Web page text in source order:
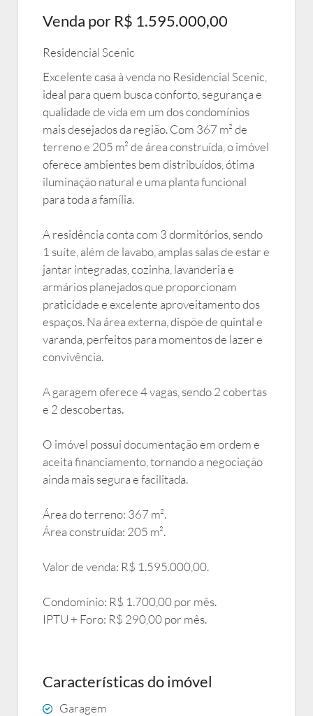
Venda por R$ 1.595.000,00
Residencial Scenic
Excelente casa à venda no Residencial Scenic,
ideal para quem busca conforto, segurança e
qualidade de vida em um dos condomínios
mais desejados da região. Com 367 m² de
terreno e 205 m² de área construída, o imóvel
oferece ambientes bem distribuídos, ótima
iluminação natural e uma planta funcional
para toda a família.
A residência conta com 3 dormitórios, sendo
1 suíte, além de lavabo, amplas salas de estar e
jantar integradas, cozinha, lavanderia e
armários planejados que proporcionam
praticidade e excelente aproveitamento dos
espaços. Na área externa, dispõe de quintal e
varanda, perfeitos para momentos de lazer e
convivência.
A garagem oferece 4 vagas, sendo 2 cobertas
e 2 descobertas.
O imóvel possui documentação em ordem e
aceita financiamento, tornando a negociação
ainda mais segura e facilitada.
Área do terreno: 367 m².
Área construída: 205 m².
Valor de venda: R$ 1.595.000,00.
Condomínio: R$ 1.700,00 por mês.
IPTU + Foro: R$ 290,00 por mês.
Características do imóvel
Garagem